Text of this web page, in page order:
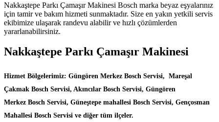
Nakkaştepe Parkı Çamaşır Makinesi Bosch marka beyaz eşyalarınız
için tamir ve bakım hizmeti sunmaktadır. Size en yakın yetkili servis
ekibimize ulaşarak randevu alabilir ve hızlı çözümlerden
yararlanabilirsiniz.
Nakkaştepe Parkı Çamaşır Makinesi
Hizmet Bölgelerimiz: Güngören Merkez Bosch Servisi, Mareşal
Çakmak Bosch Servisi, Akıncılar Bosch Servisi, Güngören
Merkez Bosch Servisi, Güneştepe mahallesi Bosch Servisi, Gençosman
Mahallesi Bosch Servisi ve diğer tüm ilçeler.